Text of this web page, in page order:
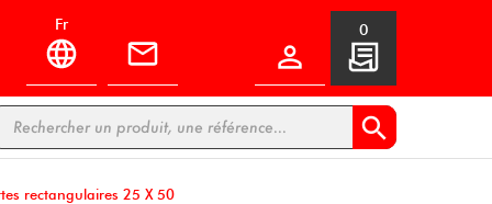
fr

0

rectangulaires 25 X 50